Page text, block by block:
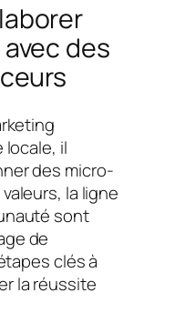
des
locale, il
des micro-
la ligne
sont
de
clés à
la réussite